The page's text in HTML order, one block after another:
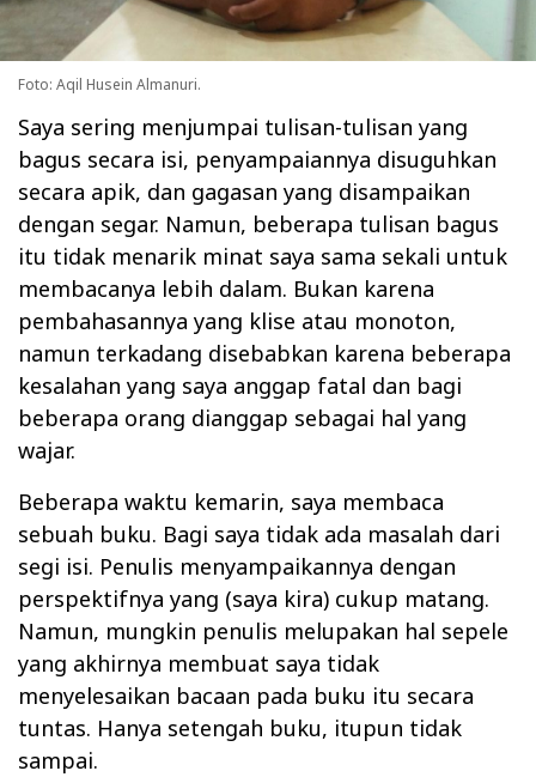
Foto: Aqil Husein Almanuri.
Saya sering menjumpai tulisan-tulisan yang
bagus secara isi, penyampaiannya disuguhkan
secara apik, dan gagasan yang disampaikan
dengan segar. Namun, beberapa tulisan bagus
itu tidak menarik minat saya sama sekali untuk
membacanya lebih dalam. Bukan karena
pembahasannya yang klise atau monoton,
namun terkadang disebabkan karena beberapa
kesalahan yang saya anggap fatal dan bagi
beberapa orang dianggap sebagai hal yang
wajar.
Beberapa waktu kemarin, saya membaca
sebuah buku. Bagi saya tidak ada masalah dari
segi isi. Penulis menyampaikannya dengan
perspektifnya yang (saya kira) cukup matang.
Namun, mungkin penulis melupakan hal sepele
yang akhirnya membuat saya tidak
menyelesaikan bacaan pada buku itu secara
tuntas. Hanya setengah buku, itupun tidak
sampai.